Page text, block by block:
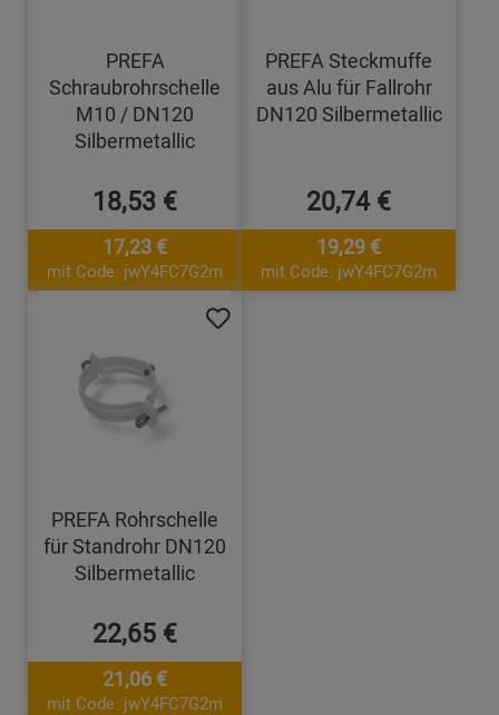
PREFA
Schraubrohrschelle
M10 / DN120
Silbermetallic
18,53 €
17,23 €
mit Code: jwY4FC7G2m
PREFA Steckmuffe
aus Alu für Fallrohr
DN120 Silbermetallic
20,74 €
19,29 €
mit Code: jwY4FC7G2m
PREFA Rohrschelle
für Standrohr DN120
Silbermetallic
22,65 €
21,06 €
mit Code: jwY4FC7G2m